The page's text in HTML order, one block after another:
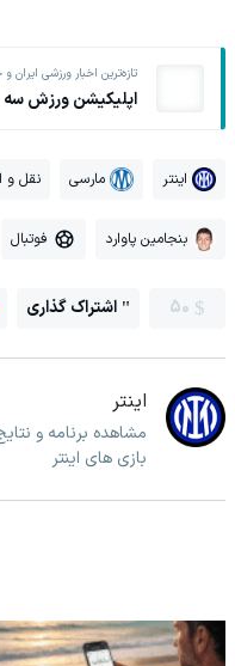
تازه‌ترین اخبار ورزشی ایران
اپلیکیشن ورزش سه
اینتر مارسی نقل و
بنجامین پاوارد فوتبال
50 اشتراک گذاری
اینتر
مشاهده برنامه و
بازی های اینتر